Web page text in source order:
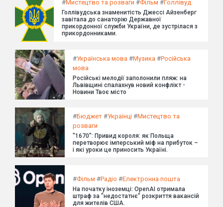
#Мистецтво та розваги #Фільм #Голлівуд
Голлівудська знаменитість Джессі Айзенберг
завітала до санаторію Державної
прикордонної служби України, де зустрілася з
прикордонниками.
#Українська мова #Музика #Російська
мова
Російські мелодії заполонили пляж: на
Львівщині спалахнув новий конфлікт -
Новини Твоє місто
#Бюджет #Українці #Мистецтво та
розваги
"1670": Привид короля: як Польща
перетворює імперський міф на прибуток –
і які уроки це приносить Україні.
#Фільм #Радіо #Електронна пошта
На початку іноземці: OpenAI отримала
штраф за "недостатнє" розкриття вакансій
для жителів США.